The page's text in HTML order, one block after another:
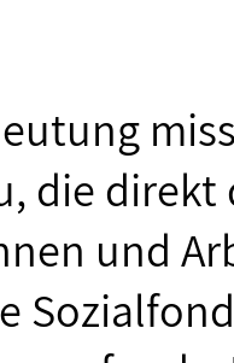
die
und